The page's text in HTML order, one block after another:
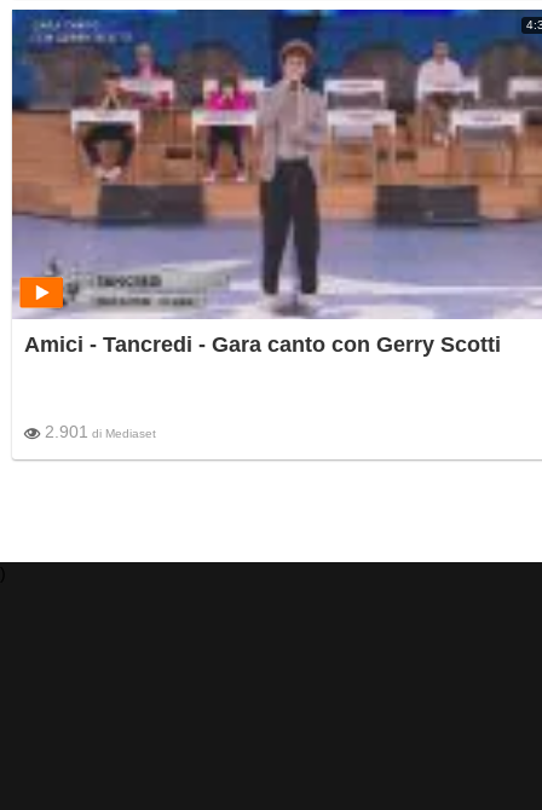
Amici - Tancredi - Gara canto con Gerry Scotti
2.901 di Mediaset